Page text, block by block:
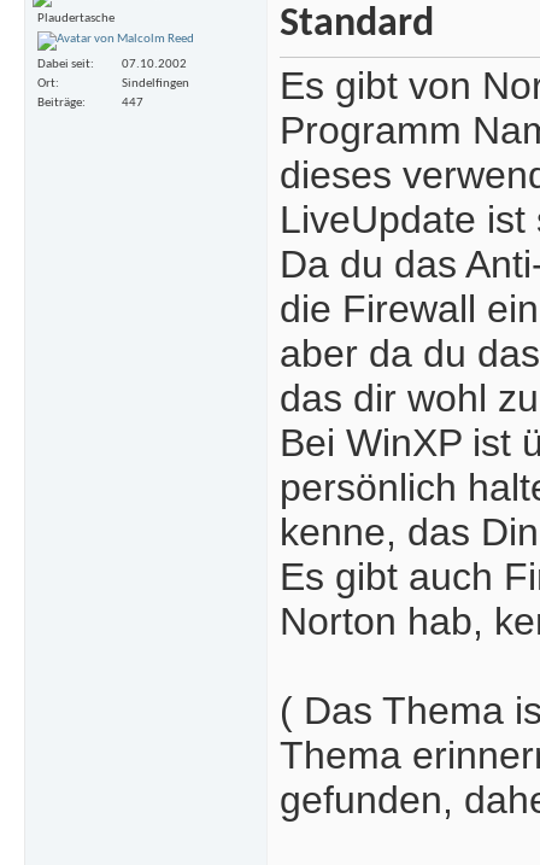
Plaudertasche
Dabei seit
07.10.2002
Ort
Sindelfingen
Beiträge
447
Es gibt von
Programm
dieses
LiveUpdate
Da du das
die Firewall
aber da du
das dir wohl
Bei WinXP ist
persönlich
kenne, das
Es gibt auch
Norton hab,
( Das Thema
Thema
gefunden,